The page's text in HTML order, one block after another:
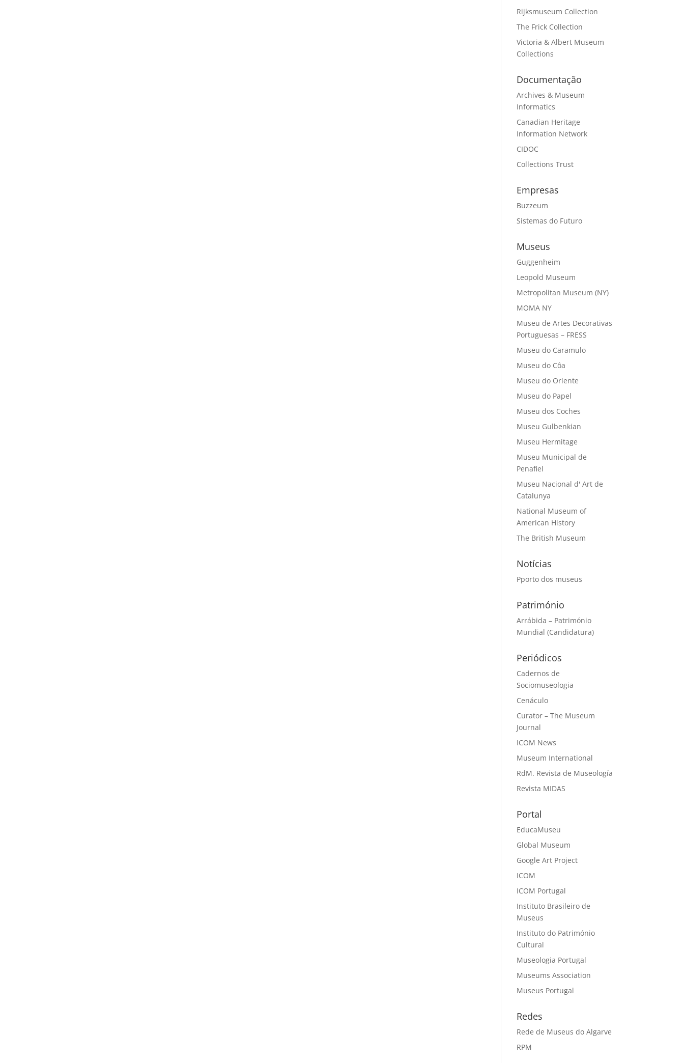
Rijksmuseum Collection
The Frick Collection
Victoria & Albert Museum
Collections
Documentação
Archives & Museum
Informatics
Canadian Heritage
Information Network
CIDOC
Collections Trust
Empresas
Buzzeum
Sistemas do Futuro
Museus
Guggenheim
Leopold Museum
Metropolitan Museum (NY)
MOMA NY
Museu de Artes Decorativas
Portuguesas – FRESS
Museu do Caramulo
Museu do Côa
Museu do Oriente
Museu do Papel
Museu dos Coches
Museu Gulbenkian
Museu Hermitage
Museu Municipal de
Penafiel
Museu Nacional d' Art de
Catalunya
National Museum of
American History
The British Museum
Notícias
Pporto dos museus
Património
Arrábida – Património
Mundial (Candidatura)
Periódicos
Cadernos de
Sociomuseologia
Cenáculo
Curator – The Museum
Journal
ICOM News
Museum International
RdM. Revista de Museología
Revista MIDAS
Portal
EducaMuseu
Global Museum
Google Art Project
ICOM
ICOM Portugal
Instituto Brasileiro de
Museus
Instituto do Património
Cultural
Museologia Portugal
Museums Association
Museus Portugal
Redes
Rede de Museus do Algarve
RPM